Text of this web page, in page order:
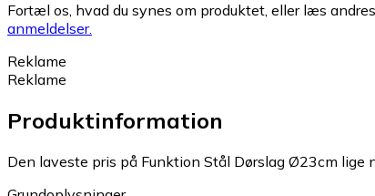
Fortæl os, hvad du synes om produktet, eller læs
anmeldelser.
Reklame
Reklame
Produktinformation
Den laveste pris på Funktion Stål Dørslag Ø23cm lige